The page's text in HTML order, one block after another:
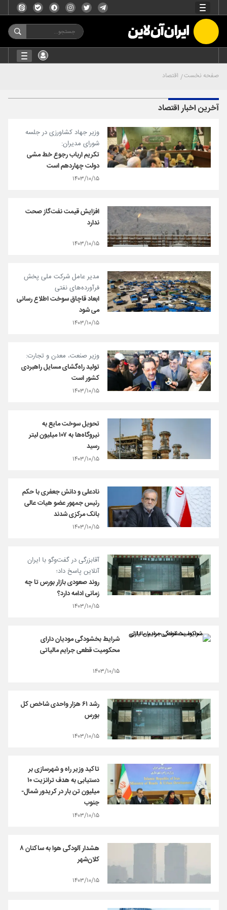
صفحه نخست اقتصاد
آخرین اخبار اقتصاد
وزیر جهاد کشاورزی در جلسه
شورای مدیران:
تکریم ارباب رجوع خط مشی
دولت چهاردهم است
۱۴۰۳/۱۰/۱۵
افزایش قیمت نفت‌گاز صحت
ندارد
۱۴۰۳/۱۰/۱۵
مدیر عامل شرکت ملی پخش
فرآورده‌های نفتی
ابعاد قاچاق سوخت اطلاع رسانی
می شود
۱۴۰۳/۱۰/۱۵
وزیر صنعت، معدن و تجارت:
تولید راه‌گشای مسایل راهبردی
کشور است
۱۴۰۳/۱۰/۱۵
تحویل سوخت مایع به
نیروگاه‌ها به ۱۰۷ میلیون لیتر
رسید
۱۴۰۳/۱۰/۱۵
نادعلی و دانش جعفری با حکم
رئیس جمهور عضو هیات عالی
بانک مرکزی شدند
۱۴۰۳/۱۰/۱۵
آقابزرگی در گفت‌وگو با ایران
آنلاین پاسخ داد؛
روند صعودی بازار بورس تا چه
زمانی ادامه دارد؟
۱۴۰۳/۱۰/۱۵
شرایط بخشودگی مودیان دارای
محکومیت قطعی جرایم مالیاتی
۱۴۰۳/۱۰/۱۵
رشد ۶۱ هزار واحدی شاخص کل
بورس
۱۴۰۳/۱۰/۱۵
تاکید وزیر راه و شهرسازی بر
دستیابی به هدف ترانزیت ۱۰
میلیون تن بار در کریدور شمال-
جنوب
۱۴۰۳/۱۰/۱۵
هشدار آلودگی هوا به ساکنان ۸
کلان‌شهر
۱۴۰۳/۱۰/۱۵